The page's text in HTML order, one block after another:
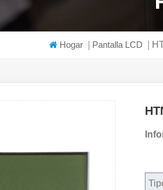
Hogar Pantalla LCD